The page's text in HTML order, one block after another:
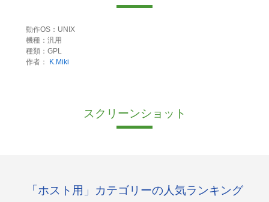
動作OS：UNIX
機種：汎用
種類：GPL
作者：
K.Miki
スクリーンショット
「ホスト用」カテゴリーの人気ランキング